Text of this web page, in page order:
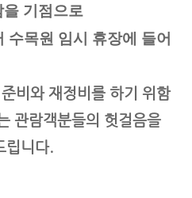
기점으로
목원 임시 휴장에 들어
비와 재정비를 하기 위함
관람객분들의 헛걸음을
립니다.